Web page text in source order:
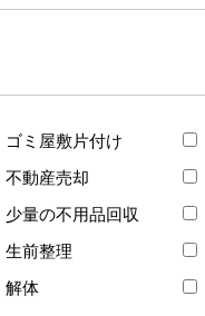
ゴミ屋敷片付け
不動産売却
少量の不用品回収
生前整理
解体